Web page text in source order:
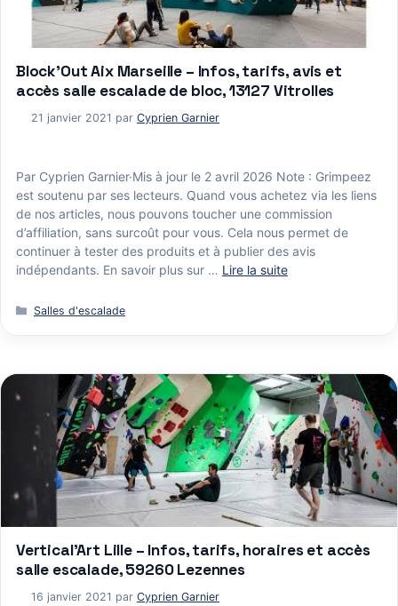
Block’Out Aix Marseille – Infos, tarifs, avis et
accès salle escalade de bloc, 13127 Vitrolles
21 janvier 2021 par Cyprien Garnier
Par Cyprien Garnier·Mis à jour le 2 avril 2026 Note : Grimpeez
est soutenu par ses lecteurs. Quand vous achetez via les liens
de nos articles, nous pouvons toucher une commission
d’affiliation, sans surcoût pour vous. Cela nous permet de
continuer à tester des produits et à publier des avis
indépendants. En savoir plus sur … Lire la suite
Catégories
Salles d'escalade
Vertical’Art Lille – Infos, tarifs, horaires et accès
salle escalade, 59260 Lezennes
16 janvier 2021 par Cyprien Garnier